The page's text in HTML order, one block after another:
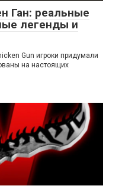
Ган: реальные
легенды и
Gun игроки придумали
на настоящих